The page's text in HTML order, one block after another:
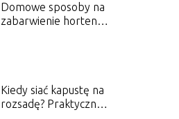
Domowe sposoby na
zabarwienie hortensji
Kiedy siać kapustę na
rozsadę? Praktyczny